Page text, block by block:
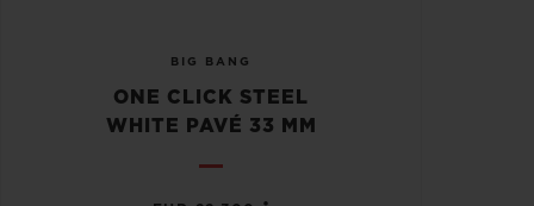
BIG BANG
ONE CLICK STEEL
WHITE PAVÉ 33 MM